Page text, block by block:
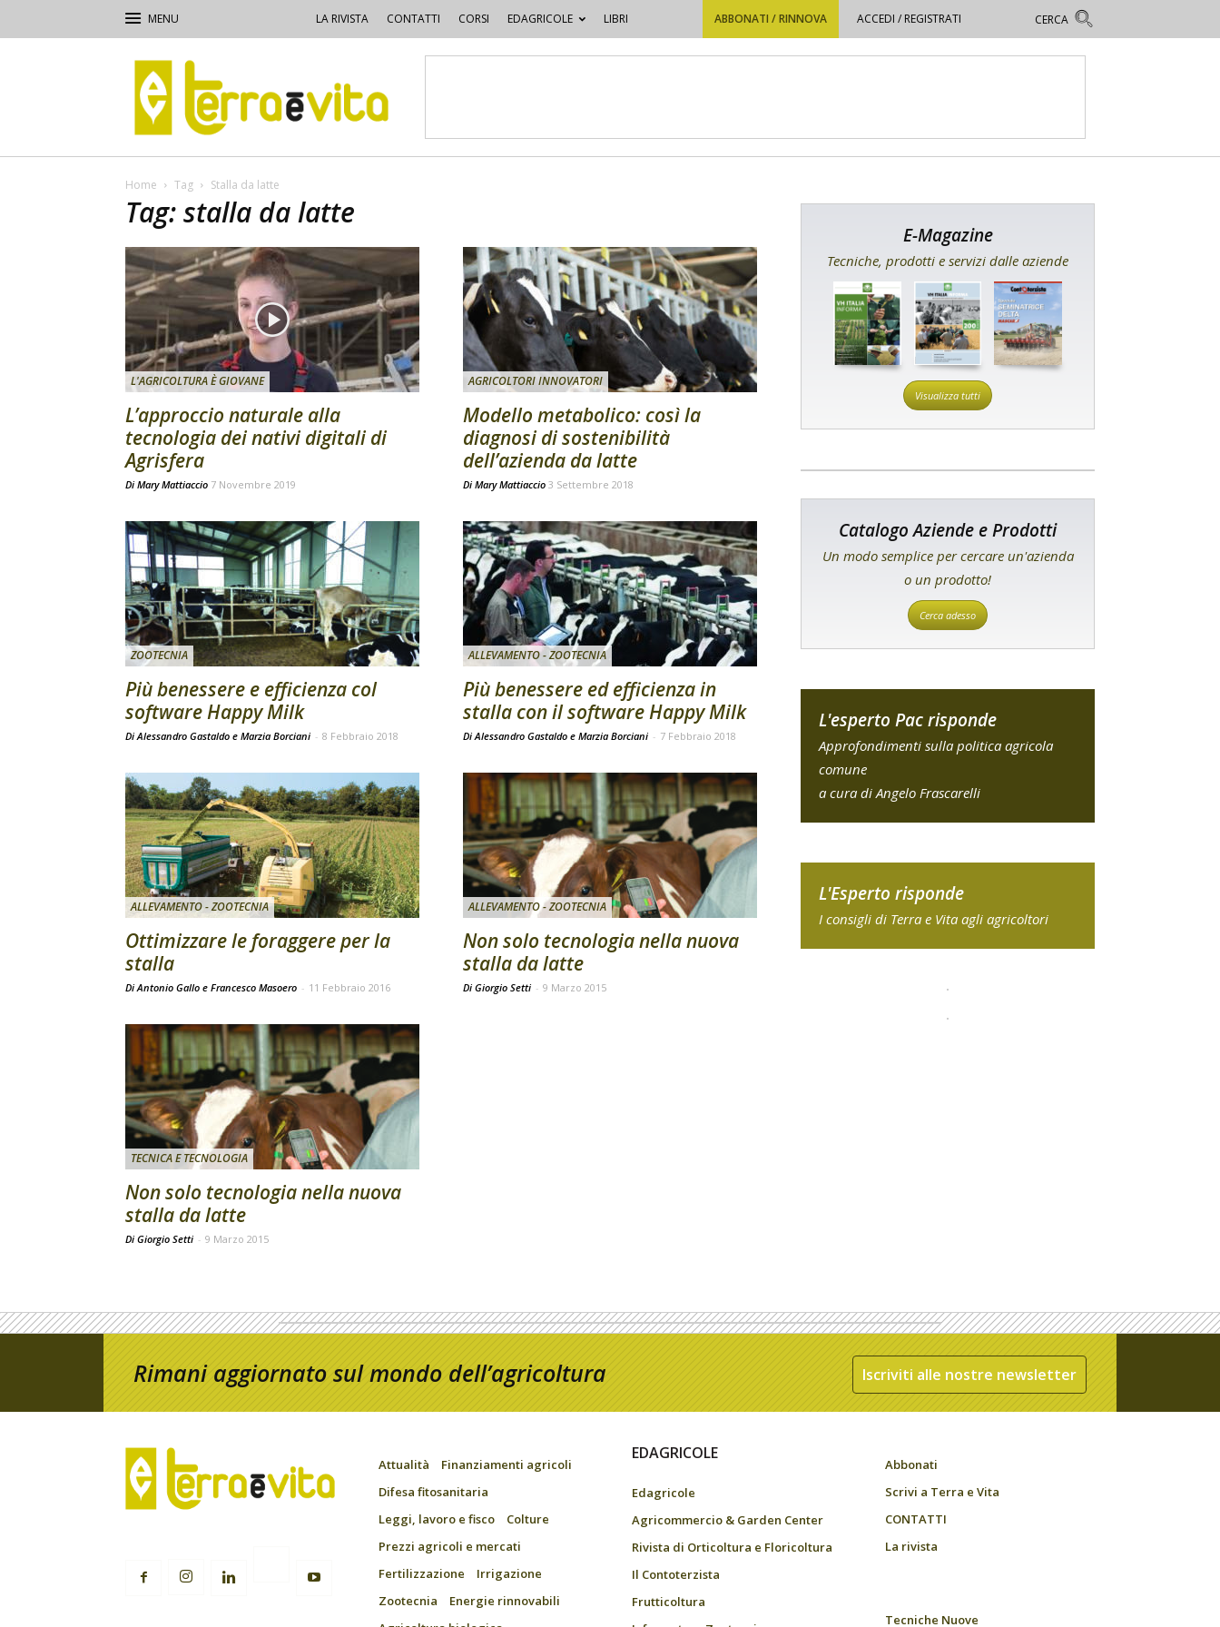
LA RIVISTA CONTATTI CORSI EDAGRICOLE LIBRI ABBONATI / RINNOVA ACCEDI / REGISTRATI
Terra
e
Vita
Home Tag Stalla da latte
Tag: stalla da latte
L'AGRICOLTURA È GIOVANE
L’approccio naturale alla
tecnologia dei nativi digitali di
Agrisfera
Di Mary Mattiaccio 7 Novembre 2019
AGRICOLTORI INNOVATORI
Modello metabolico: così la
diagnosi di sostenibilità
dell’azienda da latte
Di Mary Mattiaccio 3 Settembre 2018
ZOOTECNIA
Più benessere e efficienza col
software Happy Milk
Di Alessandro Gastaldo e Marzia Borciani - 8 Febbraio 2018
ALLEVAMENTO - ZOOTECNIA
Più benessere ed efficienza in
stalla con il software Happy Milk
Di Alessandro Gastaldo e Marzia Borciani - 7 Febbraio 2018
ALLEVAMENTO - ZOOTECNIA
Ottimizzare le foraggere per la
stalla
Di Antonio Gallo e Francesco Masoero - 11 Febbraio 2016
ALLEVAMENTO - ZOOTECNIA
Non solo tecnologia nella nuova
stalla da latte
Di Giorgio Setti - 9 Marzo 2015
TECNICA E TECNOLOGIA
Non solo tecnologia nella nuova
stalla da latte
Di Giorgio Setti - 9 Marzo 2015
E-Magazine
Tecniche, prodotti e servizi dalle aziende
Visualizza tutti
Catalogo Aziende e Prodotti
Un modo semplice per cercare un'azienda
o un prodotto!
Cerca adesso
L'esperto Pac risponde
Approfondimenti sulla politica agricola
comune
a cura di Angelo Frascarelli
L'Esperto risponde
I consigli di Terra e Vita agli agricoltori
Rimani aggiornato sul mondo dell’agricoltura Iscriviti alle nostre newsletter
Attualità
Finanziamenti agricoli
Difesa fitosanitaria
Leggi, lavoro e fisco
Colture
Prezzi agricoli e mercati
Fertilizzazione
Irrigazione
Zootecnia
Energie rinnovabili
EDAGRICOLE
Edagricole
Agricommercio & Garden Center
Rivista di Orticoltura e Floricoltura
Il Contoterzista
Frutticoltura
Abbonati
Scrivi a Terra e Vita
CONTATTI
La rivista
Tecniche Nuove